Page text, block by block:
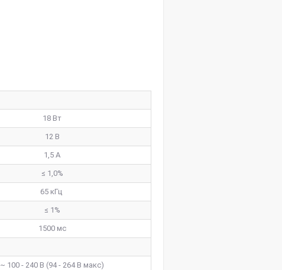
18 Вт
12 В
1,5 А
≤ 1,0%
65 кГц
≤ 1%
1500 мс
~ 100 - 240 В (94 - 264 В макс)